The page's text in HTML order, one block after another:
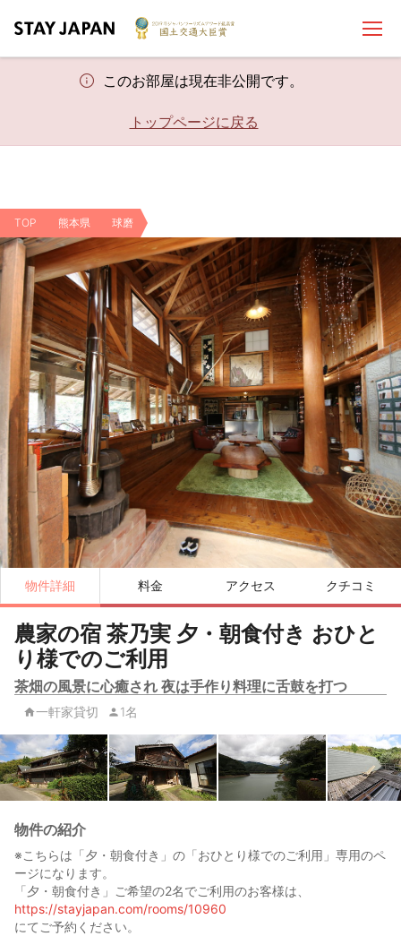
このお部屋は現在非公開です。
トップページに戻る
TOP 熊本県 球磨
物件詳細 料金 アクセス クチコミ
農家の宿 茶乃実 夕・朝食付き おひと
り様でのご利用
茶畑の風景に心癒され 夜は手作り料理に舌鼓を打つ
一軒家貸切 1名
物件の紹介
※こちらは「夕・朝食付き」の「おひとり様でのご利用」専用のペ
ージになります。
「夕・朝食付き」ご希望の2名でご利用のお客様は、
https://stayjapan.com/rooms/10960
にてご予約ください。